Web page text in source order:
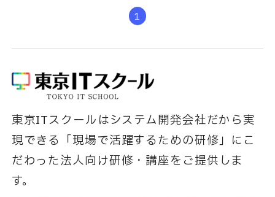
1
東京ITスクールはシステム開発会社だから実
現できる「現場で活躍するための研修」にこ
だわった法人向け研修・講座をご提供しま
す。